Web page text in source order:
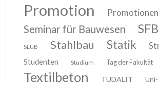
Promotion Promotionen
Seminar für Bauwesen
SLUB Stahlbau Statik
Studenten Studium Tag der Fakultät
Textilbeton TUDALIT Uni-